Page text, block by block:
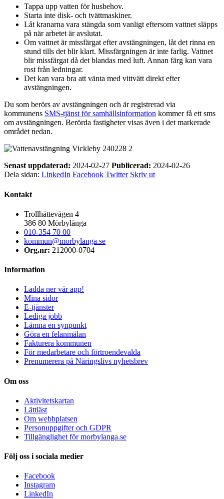
Tappa upp vatten för husbehov.
Starta inte disk- och tvättmaskiner.
Låt kranarna vara stängda som vanligt eftersom vattnet släpps
på när arbetet är avslutat.
Om vattnet är missfärgat efter avstängningen, låt det rinna en
stund tills det blir klart. Missfärgningen är inte farlig. Vattnet
blir missfärgat då det blandas med luft. Annan färg kan vara
rost från ledningar.
Det kan vara bra att vänta med vittvätt direkt efter
avstängningen.
Du som berörs av avstängningen och är registrerad via
kommunens SMS-tjänst för samhällsinformation kommer få ett sms
om avstängningen. Berörda fastigheter visas även i det markerade
området nedan.
Senast uppdaterad: 2024-02-27 Publicerad: 2024-02-26
Dela sidan: LinkedIn Facebook Twitter Skriv ut
Kontakt
Trollhättevägen 4
386 80 Mörbylånga
010-354 70 00
kommun@morbylanga.se
Org.nr: 212000-0704
Information
Ladda ner vår app!
Mina sidor
E-tjänster
Lediga jobb
Lämna en synpunkt
Göra en felanmälan
Fakturera kommunen
För medarbetare och förtroendevalda
Prenumerera på Näringslivs nyhetsbrev
Om oss
Aktivitetskartan
Lättläst
Om webbplatsen
Personuppgifter och GDPR
Tillgänglighet för morbylanga.se
Följ oss i sociala medier
Facebook
Instagram
LinkedIn